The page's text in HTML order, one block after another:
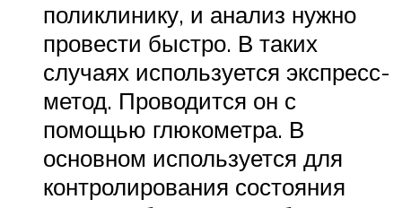
поликлинику, и анализ нужно
провести быстро. В таких
случаях используется экспресс-
метод. Проводится он с
помощью глюкометра. В
основном используется для
контролирования состояния